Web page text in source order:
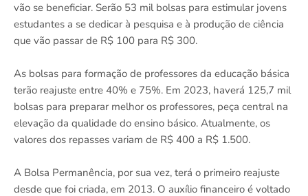
vão se beneficiar. Serão 53 mil bolsas para estimular jovens
estudantes a se dedicar à pesquisa e à produção de ciência
que vão passar de R$ 100 para R$ 300.
As bolsas para formação de professores da educação básica
terão reajuste entre 40% e 75%. Em 2023, haverá 125,7 mil
bolsas para preparar melhor os professores, peça central na
elevação da qualidade do ensino básico. Atualmente, os
valores dos repasses variam de R$ 400 a R$ 1.500.
A Bolsa Permanência, por sua vez, terá o primeiro reajuste
desde que foi criada, em 2013. O auxílio financeiro é voltado